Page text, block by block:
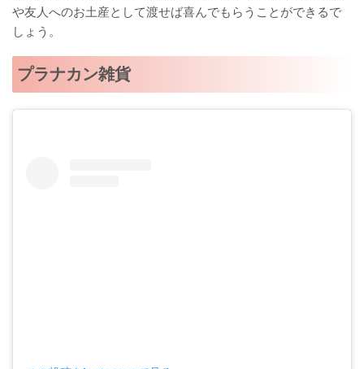
や友人へのお土産として渡せば喜んでもらうことができるで
しょう。
プラナカン雑貨